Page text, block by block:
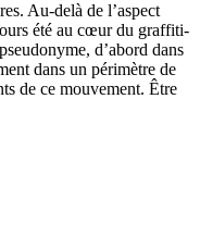
Au-delà de l’aspect
été au cœur du graffiti-
d’abord dans
dans un périmètre de
de ce mouvement. Être